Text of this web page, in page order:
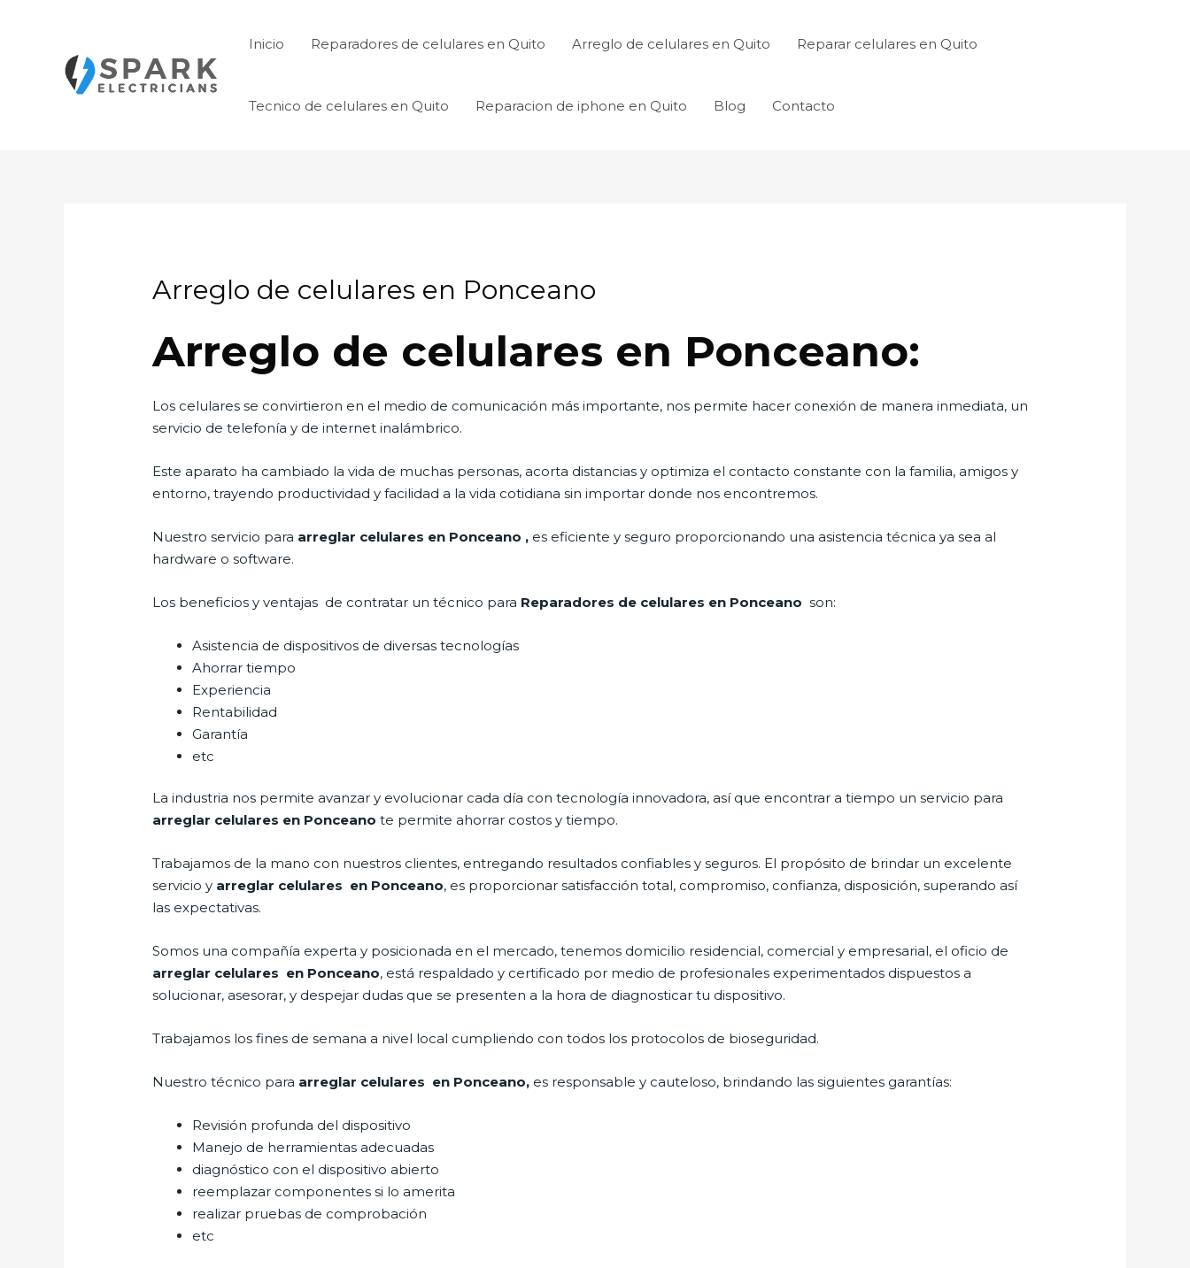
Inicio Reparadores de celulares en Quito Arreglo de celulares en Quito Reparar celulares en Quito
Tecnico de celulares en Quito Reparacion de iphone en Quito Blog Contacto
Arreglo de celulares en Ponceano
Arreglo de celulares en Ponceano:
Los celulares se convirtieron en el medio de comunicación más importante, nos permite hacer conexión de manera inmediata, un
servicio de telefonía y de internet inalámbrico.
Este aparato ha cambiado la vida de muchas personas, acorta distancias y optimiza el contacto constante con la familia, amigos y
entorno, trayendo productividad y facilidad a la vida cotidiana sin importar donde nos encontremos.
Nuestro servicio para arreglar celulares en Ponceano , es eficiente y seguro proporcionando una asistencia técnica ya sea al
hardware o software.
Los beneficios y ventajas de contratar un técnico para Reparadores de celulares en Ponceanoson:
Asistencia de dispositivos de diversas tecnologías
Ahorrar tiempo
Experiencia
Rentabilidad
Garantía
etc
La industria nos permite avanzar y evolucionar cada día con tecnología innovadora, así que encontrar a tiempo un servicio para
arreglar celulares en Ponceano te permite ahorrar costos y tiempo.
Trabajamos de la mano con nuestros clientes, entregando resultados confiables y seguros. El propósito de brindar un excelente
servicio y arreglar celulares en Ponceano, es proporcionar satisfacción total, compromiso, confianza, disposición, superando así
las expectativas.
Somos una compañía experta y posicionada en el mercado, tenemos domicilio residencial, comercial y empresarial, el oficio de
arreglar celulares en Ponceano, está respaldado y certificado por medio de profesionales experimentados dispuestos a
solucionar, asesorar, y despejar dudas que se presenten a la hora de diagnosticar tu dispositivo.
Trabajamos los fines de semana a nivel local cumpliendo con todos los protocolos de bioseguridad.
Nuestro técnico para arreglar celulares en Ponceano, es responsable y cauteloso, brindando las siguientes garantías:
Revisión profunda del dispositivo
Manejo de herramientas adecuadas
diagnóstico con el dispositivo abierto
reemplazar componentes si lo amerita
realizar pruebas de comprobación
etc